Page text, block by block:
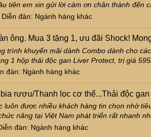
tiên em xin gửi lời cám ơn chân thành đến
Diễn đàn: Ngành hàng khác
ông. Mua 3 tặng 1, ưu đãi Shock!
trình khuyến mãi dành Combo dành cho
1 hộp thải độc gan Liver Protect, trị giá
đàn: Ngành hàng khác
rượu/Thanh lọc cơ thể...Thải độc
được nhiều khách hàng tin chọn nhờ
năng tại Việt Nam phát triển rất nhanh
đàn: Ngành hàng khác